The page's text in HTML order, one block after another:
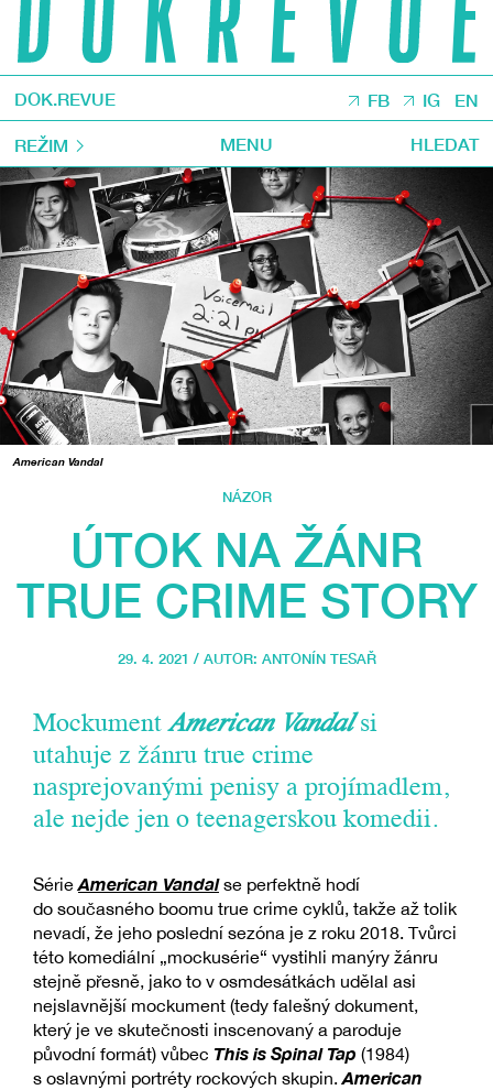
DOK.REVUE FB IG EN
REŽIM MENU HLEDAT
American Vandal
NÁZOR
ÚTOK NA ŽÁNR
TRUE CRIME STORY
29. 4. 2021 / AUTOR: ANTONÍN TESAŘ
MockumentAmerican Vandalsi
utahuje z žánru true crime
nasprejovanými penisy a projímadlem,
ale nejde jen o teenagerskou komedii.
SérieAmerican Vandalse perfektně hodí
do současného boomu true crime cyklů, takže až tolik
nevadí, že jeho poslední sezóna je z roku 2018. Tvůrci
této komediální „mockusérie“ vystihli manýry žánru
stejně přesně, jako to v osmdesátkách udělal asi
nejslavnější mockument (tedy falešný dokument,
který je ve skutečnosti inscenovaný a paroduje
původní formát) vůbec This is Spinal Tap (1984)
s oslavnými portréty rockových skupin.American